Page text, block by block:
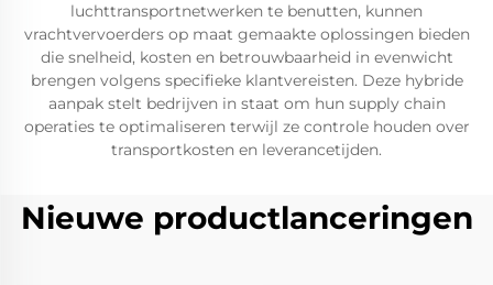
luchttransportnetwerken te benutten, kunnen
vrachtvervoerders op maat gemaakte oplossingen bieden
die snelheid, kosten en betrouwbaarheid in evenwicht
brengen volgens specifieke klantvereisten. Deze hybride
aanpak stelt bedrijven in staat om hun supply chain
operaties te optimaliseren terwijl ze controle houden over
transportkosten en leverancetijden.
Nieuwe productlanceringen